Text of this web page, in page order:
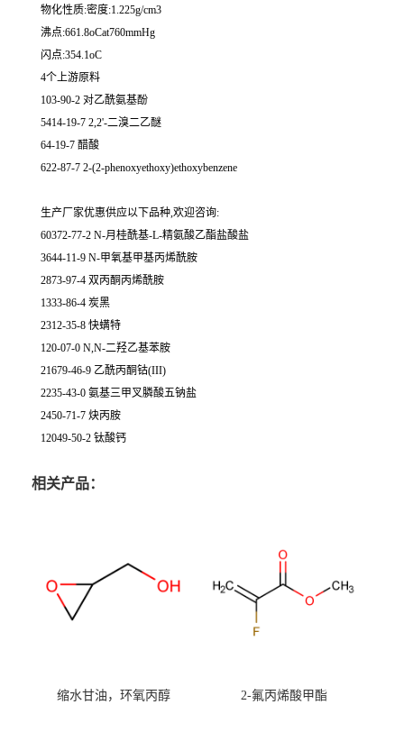
物化性质:密度:1.225g/cm3
沸点:661.8oCat760mmHg
闪点:354.1oC
4个上游原料
103-90-2 对乙酰氨基酚
5414-19-7 2,2'-二溴二乙醚
64-19-7 醋酸
622-87-7 2-(2-phenoxyethoxy)ethoxybenzene
生产厂家优惠供应以下品种,欢迎咨询:
60372-77-2 N-月桂酰基-L-精氨酸乙酯盐酸盐
3644-11-9 N-甲氧基甲基丙烯酰胺
2873-97-4 双丙酮丙烯酰胺
1333-86-4 炭黑
2312-35-8 快螨特
120-07-0 N,N-二羟乙基苯胺
21679-46-9 乙酰丙酮钴(III)
2235-43-0 氨基三甲叉膦酸五钠盐
2450-71-7 炔丙胺
12049-50-2 钛酸钙
相关产品：
缩水甘油，环氧丙醇 2-氟丙烯酸甲酯